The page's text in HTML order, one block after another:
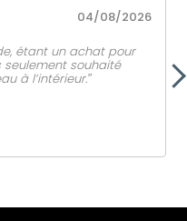
04/08/2026
étant un achat pour
souhaité
à l’intérieur.ˮ